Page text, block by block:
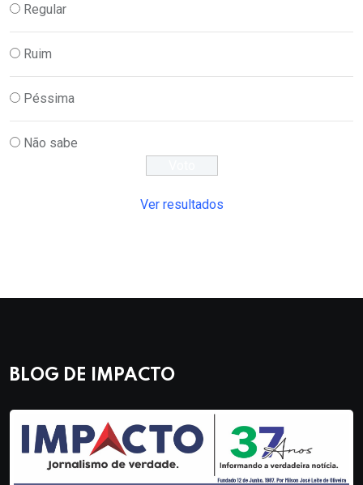
Regular
Ruim
Péssima
Não sabe
Ver resultados
BLOG DE IMPACTO